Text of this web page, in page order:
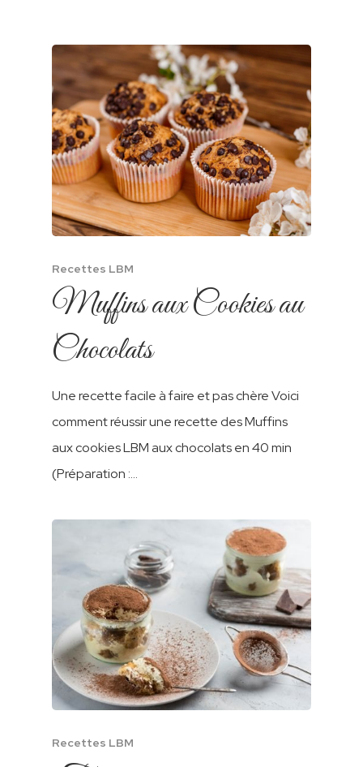
Recettes LBM
Muffins aux Cookies au
Chocolats
Une recette facile à faire et pas chère Voici
comment réussir une recette des Muffins
aux cookies LBM aux chocolats en 40 min
(Préparation :…
Recettes LBM